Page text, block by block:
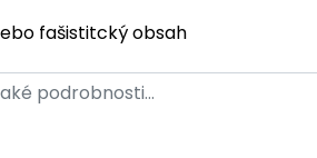
fašistitcký obsah